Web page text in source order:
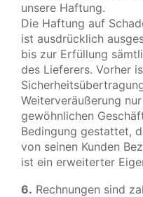
unsere Haftung.
Die Haftung auf
ist ausdrücklich
bis zur Erfüllung
des Lieferers. Vorher
Weiterveräußerung
gewöhnlichen
Bedingung gestattet,
von seinen Kunden
ist ein erweiterter
6. Rechnungen sind